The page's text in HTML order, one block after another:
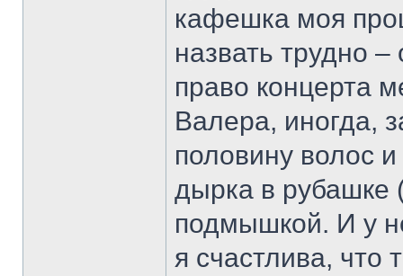
кафешка моя
назвать трудно –
право концерта
Валера, иногда,
половину волос и
дырка в рубашке
подмышкой. И у
я счастлива, что